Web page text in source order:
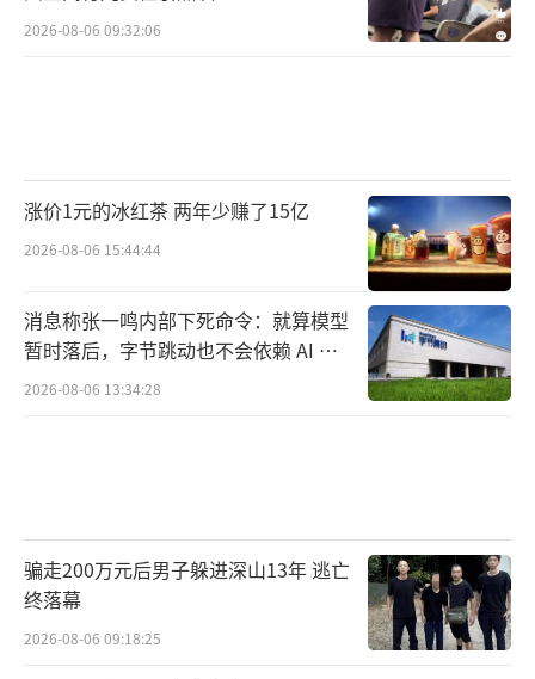
2026-08-06 09:32:06
涨价1元的冰红茶 两年少赚了15亿
2026-08-06 15:44:44
消息称张一鸣内部下死命令：就算模型
暂时落后，字节跳动也不会依赖 AI 蒸
馏技术
2026-08-06 13:34:28
骗走200万元后男子躲进深山13年 逃亡
终落幕
2026-08-06 09:18:25